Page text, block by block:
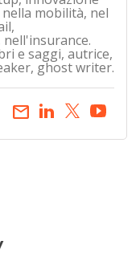
mobilità, nel
nell'insurance.
e saggi, autrice,
ghost writer.
email